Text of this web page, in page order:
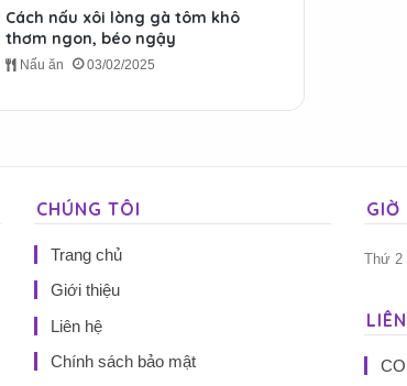
Cách nấu xôi lòng gà tôm khô
thơm ngon, béo ngậy
Nấu ăn 03/02/2025
CHÚNG TÔI
Trang chủ
Giới thiệu
Liên hệ
Chính sách bảo mật
GIỜ
Thứ 2